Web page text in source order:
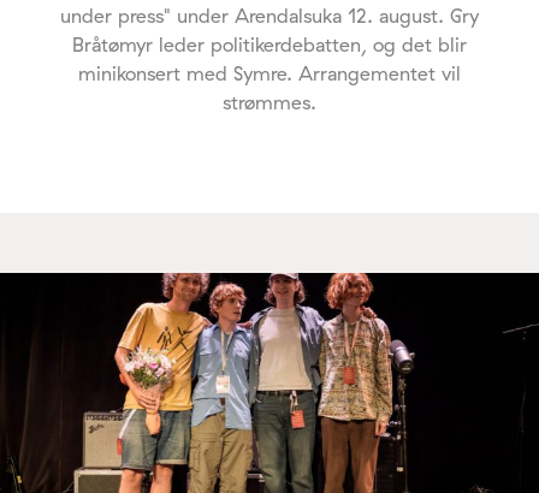
under press" under Arendalsuka 12. august. Gry
Bråtømyr leder politikerdebatten, og det blir
minikonsert med Symre. Arrangementet vil
strømmes.